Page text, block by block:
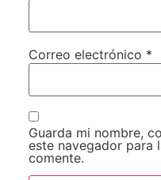
Correo electrónico *
Guarda mi nombre,
este navegador para
comente.